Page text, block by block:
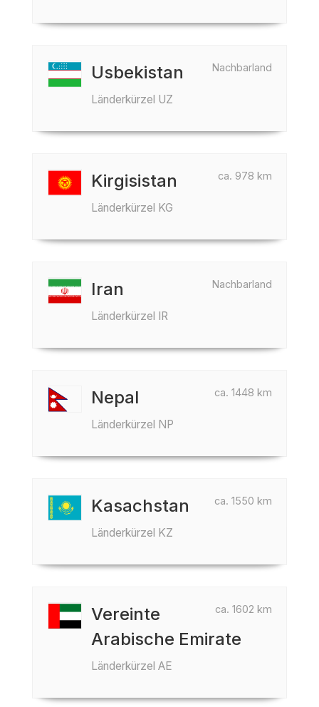
Nachbarland
Usbekistan
Länderkürzel UZ
ca. 978 km
Kirgisistan
Länderkürzel KG
Nachbarland
Iran
Länderkürzel IR
ca. 1448 km
Nepal
Länderkürzel NP
ca. 1550 km
Kasachstan
Länderkürzel KZ
ca. 1602 km
Vereinte
Arabische Emirate
Länderkürzel AE